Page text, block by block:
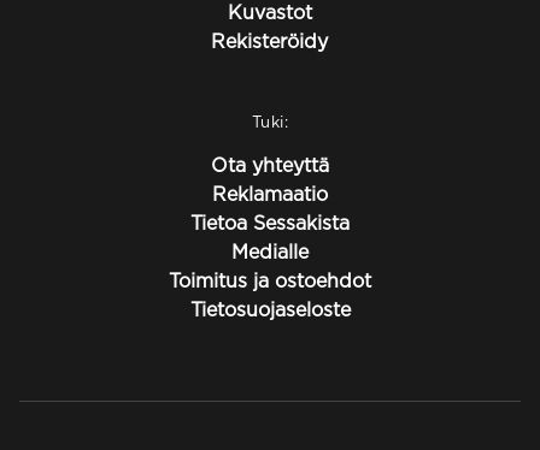
Kuvastot
Rekisteröidy
Tuki:
Ota yhteyttä
Reklamaatio
Tietoa Sessakista
Medialle
Toimitus ja ostoehdot
Tietosuojaseloste